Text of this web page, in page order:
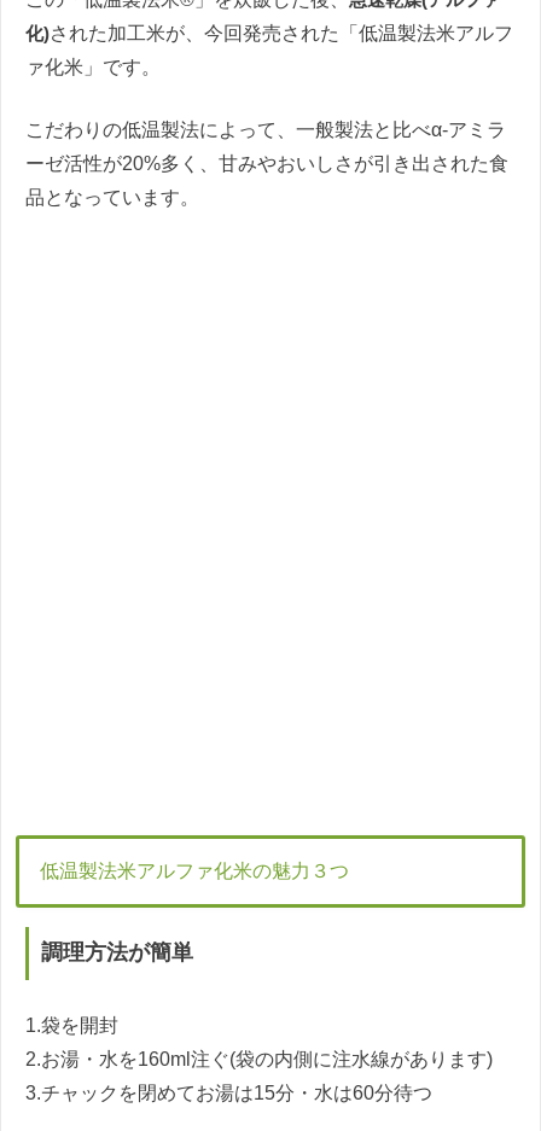
化)された加工米が、今回発売された「低温製法米アルフ
ァ化米」です。
こだわりの低温製法によって、一般製法と比べα-アミラ
ーゼ活性が20%多く、甘みやおいしさが引き出された食
品となっています。
低温製法米アルファ化米の魅力３つ
調理方法が簡単
1.袋を開封
2.お湯・水を160ml注ぐ(袋の内側に注水線があります)
3.チャックを閉めてお湯は15分・水は60分待つ